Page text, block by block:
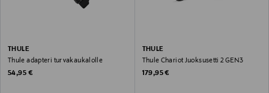
THULE
Thule adapteri turvakaukalolle
Original Price
54,95 €
THULE
Thule Chariot Juoksusetti 2 GEN3
Original Price
179,95 €